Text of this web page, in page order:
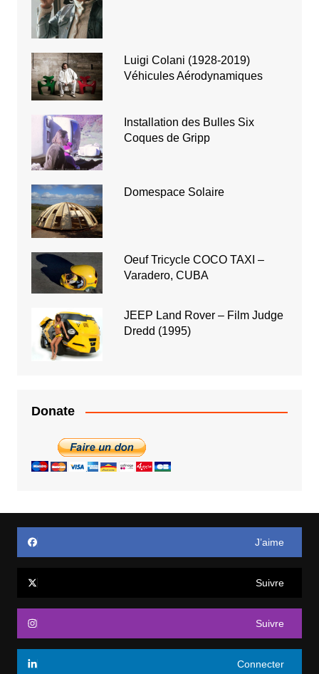
Luigi Colani (1928-2019)
Véhicules Aérodynamiques
Installation des Bulles Six
Coques de Gripp
Domespace Solaire
Oeuf Tricycle COCO TAXI –
Varadero, CUBA
JEEP Land Rover – Film Judge
Dredd (1995)
Donate
J’aime
Suivre
Suivre
Connecter